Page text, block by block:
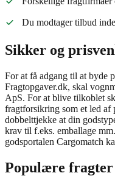
Du modtager tilbud
Sikker og
For at få adgang til at byde
Fragtopgaver.dk, skal
ApS. For at blive tilkoblet
fragtforsikring som et led af
dobbelttjekke at din
krav til f.eks. emballage
godsportalen Cargomatch
Populære